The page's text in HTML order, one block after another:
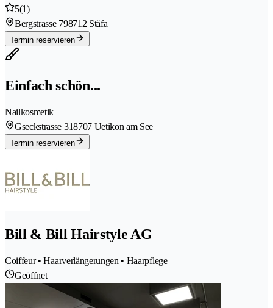
5(1)
Bergstrasse 798712 Stäfa
Termin reservieren
Einfach schön...
Nailkosmetik
Gseckstrasse 318707 Uetikon am See
Termin reservieren
Bill & Bill Hairstyle AG
Coiffeur • Haarverlängerungen • Haarpflege
Geöffnet